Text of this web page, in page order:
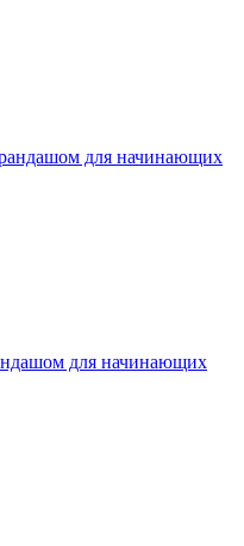
для начинающих
для начинающих